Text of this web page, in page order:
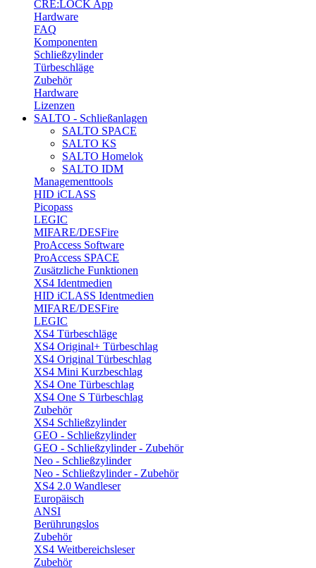
CRE:LOCK App
Hardware
FAQ
Komponenten
Schließzylinder
Türbeschläge
Zubehör
Hardware
Lizenzen
SALTO - Schließanlagen
SALTO SPACE
SALTO KS
SALTO Homelok
SALTO IDM
Managementtools
HID iCLASS
Picopass
LEGIC
MIFARE/DESFire
ProAccess Software
ProAccess SPACE
Zusätzliche Funktionen
XS4 Identmedien
HID iCLASS Identmedien
MIFARE/DESFire
LEGIC
XS4 Türbeschläge
XS4 Original+ Türbeschlag
XS4 Original Türbeschlag
XS4 Mini Kurzbeschlag
XS4 One Türbeschlag
XS4 One S Türbeschlag
Zubehör
XS4 Schließzylinder
GEO - Schließzylinder
GEO - Schließzylinder - Zubehör
Neo - Schließzylinder
Neo - Schließzylinder - Zubehör
XS4 2.0 Wandleser
Europäisch
ANSI
Berührungslos
Zubehör
XS4 Weitbereichsleser
Zubehör